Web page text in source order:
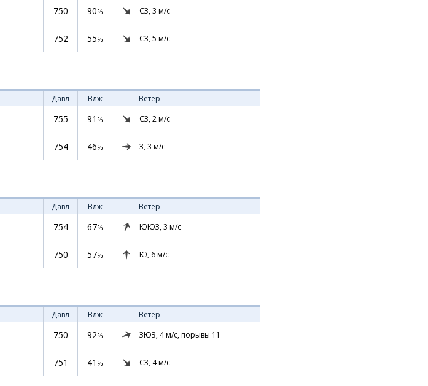
750 90% СЗ, 3 м/с
752 55% СЗ, 5 м/с
Давл Влж
Ветер
755 91 % СЗ, 2м/с
754 46% З, 3 м/с
Давл Влж
Ветер
754 67% ЮЮЗ, 3 м/с
750 57% Ю, 6м/с
Давл Влж
Ветер
750 92% ЗЮЗ, 4м/с, порывы 11
751 41 % СЗ, 4м/с